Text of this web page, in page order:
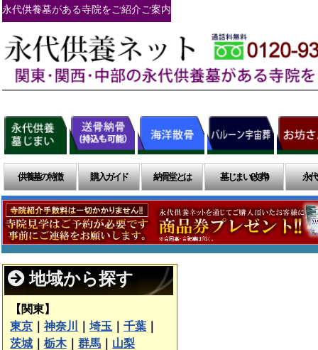
永代供養墓がある寺院をご紹介ご案内
供養墓の特徴 購入ガイド 納骨堂とは 墓じまい(改葬) 永
地域から探す
【関東】
東京
神奈川 埼玉 千葉
茨城
栃木｜ 群馬
山梨